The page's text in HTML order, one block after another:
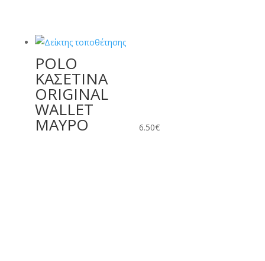
POLO
ΚΑΣΕΤΙΝΑ
ORIGINAL
WALLET
ΜΑΥΡΟ 6.50€